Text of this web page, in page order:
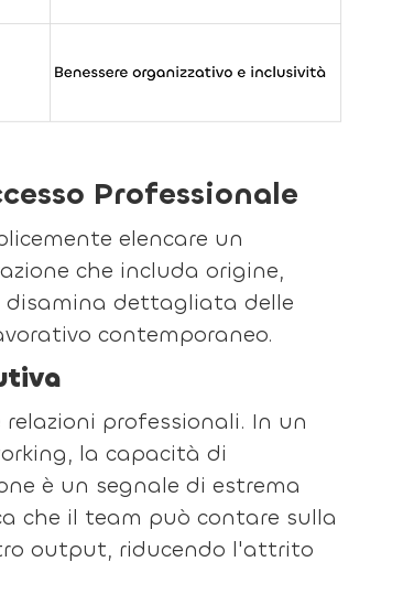
Professionale
elencare un
che includa origine,
disamina dettagliata delle
contemporaneo.
professionali. In un
la capacità di
è un segnale di estrema
che il team può contare sulla
output, riducendo l'attrito